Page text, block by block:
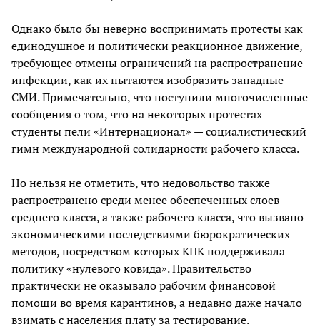
Однако было бы неверно воспринимать протесты как
единодушное и политически реакционное движение,
требующее отмены ограничений на распространение
инфекции, как их пытаются изобразить западные
СМИ. Примечательно, что поступили многочисленные
сообщения о том, что на некоторых протестах
студенты пели «Интернационал» — социалистический
гимн международной солидарности рабочего класса.
Но нельзя не отметить, что недовольство также
распространено среди менее обеспеченных слоев
среднего класса, а также рабочего класса, что вызвано
экономическими последствиями бюрократических
методов, посредством которых КПК поддерживала
политику «нулевого ковида». Правительство
практически не оказывало рабочим финансовой
помощи во время карантинов, а недавно даже начало
взимать с населения плату за тестирование.